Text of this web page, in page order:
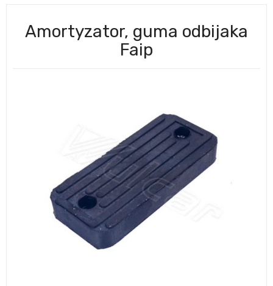
Amortyzator, guma odbijaka
Faip